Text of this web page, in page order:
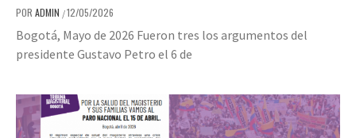
POR ADMIN /12/05/2026
Bogotá, Mayo de 2026 Fueron tres los argumentos del
presidente Gustavo Petro el 6 de